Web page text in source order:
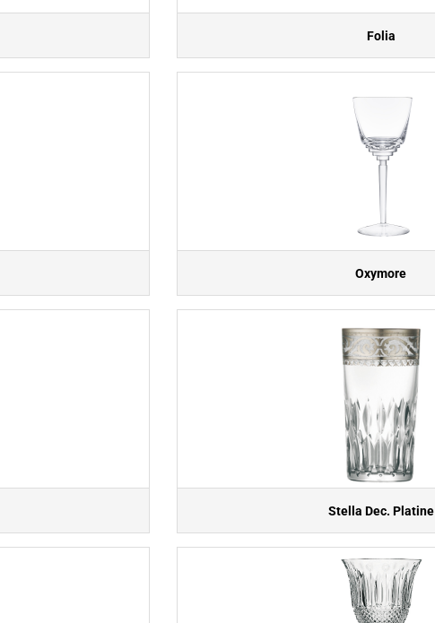
Folia
Oxymore
Stella Dec. Platine